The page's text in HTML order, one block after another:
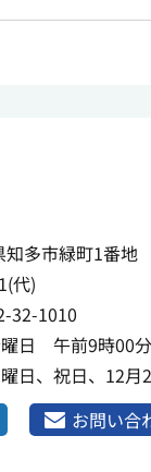
多市緑町1番地
代)
32-1010
日 午前9時00
日、祝日、12月
お問い合